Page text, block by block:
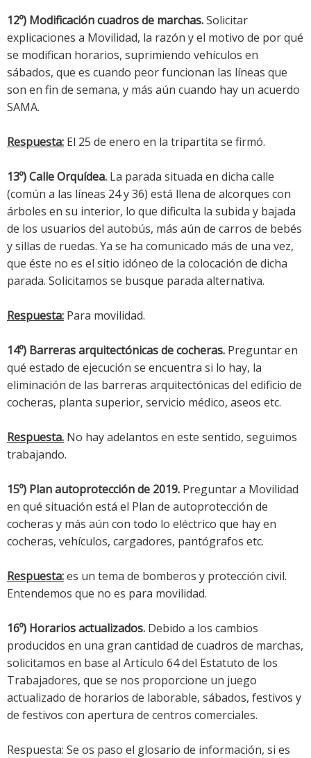
12º) Modificación cuadros de marchas.Solicitar
explicaciones a Movilidad, la razón y el motivo de por qué
se modifican horarios, suprimiendo vehículos en
sábados, que es cuando peor funcionan las líneas que
son en fin de semana, y más aún cuando hay un acuerdo
SAMA.
Respuesta: El 25 de enero en la tripartita se firmó.
13º) Calle Orquídea. La parada situada en dicha calle
(común a las líneas 24 y 36) está llena de alcorques con
árboles en su interior, lo que dificulta la subida y bajada
de los usuarios del autobús, más aún de carros de bebés
y sillas de ruedas. Ya se ha comunicado más de una vez,
que éste no es el sitio idóneo de la colocación de dicha
parada. Solicitamos se busque parada alternativa.
Respuesta: Para movilidad.
14º) Barreras arquitectónicas de cocheras. Preguntar en
qué estado de ejecución se encuentra si lo hay, la
eliminación de las barreras arquitectónicas del edificio de
cocheras, planta superior, servicio médico, aseos etc.
Respuesta. No hay adelantos en este sentido, seguimos
trabajando.
15º) Plan autoprotección de 2019. Preguntar a Movilidad
en qué situación está el Plan de autoprotección de
cocheras y más aún con todo lo eléctrico que hay en
cocheras, vehículos, cargadores, pantógrafos etc.
Respuesta:es un tema de bomberos y protección civil.
Entendemos que no es para movilidad.
16º) Horarios actualizados. Debido a los cambios
producidos en una gran cantidad de cuadros de marchas,
solicitamos en base al Artículo 64 del Estatuto de los
Trabajadores, que se nos proporcione un juego
actualizado de horarios de laborable, sábados, festivos y
de festivos con apertura de centros comerciales.
Respuesta: Se os paso el glosario de información, si es